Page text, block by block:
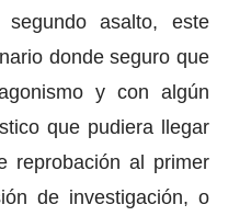
asalto, este
donde seguro que
y con algún
que pudiera llegar
reprobación al primer
de investigación, o